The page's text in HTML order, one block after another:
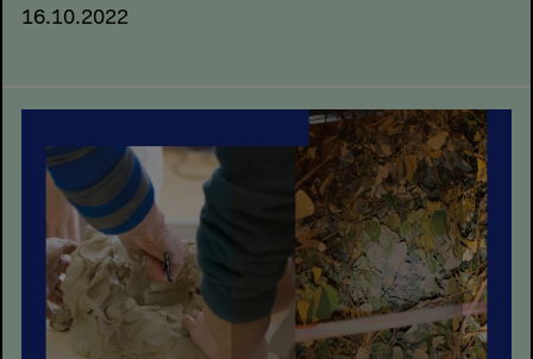
16.10.2022